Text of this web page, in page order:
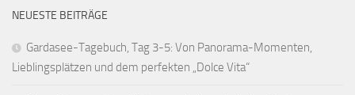
NEUESTE BEITRÄGE
Gardasee-Tagebuch, Tag 3-5: Von Panorama-Momenten,
Lieblingsplätzen und dem perfekten „Dolce Vita“